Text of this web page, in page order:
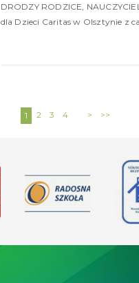
DRODZY RODZICE,
dla Dzieci Caritas w Olsztynie z
1 2 3 4 > >>